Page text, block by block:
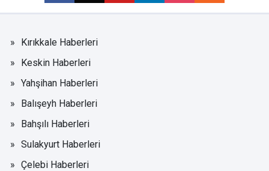
Kırıkkale Haberleri
Keskin Haberleri
Yahşihan Haberleri
Balışeyh Haberleri
Bahşılı Haberleri
Sulakyurt Haberleri
Çelebi Haberleri